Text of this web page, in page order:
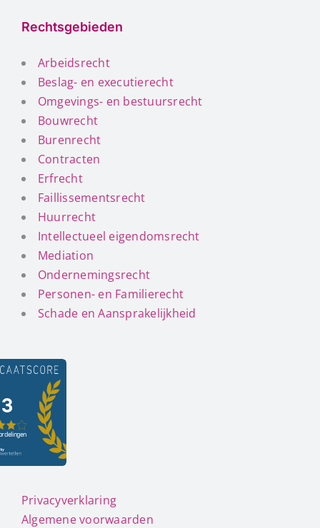
Rechtsgebieden
Arbeidsrecht
Beslag- en executierecht
Omgevings- en bestuursrecht
Bouwrecht
Burenrecht
Contracten
Erfrecht
Faillissementsrecht
Huurrecht
Intellectueel eigendomsrecht
Mediation
Ondernemingsrecht
Personen- en Familierecht
Schade en Aansprakelijkheid
Privacyverklaring
Algemene voorwaarden